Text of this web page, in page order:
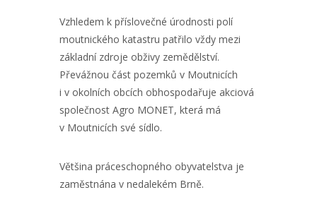
Vzhledem k příslovečné úrodnosti polí
moutnického katastru patřilo vždy mezi
základní zdroje obživy zemědělství.
Převážnou část pozemků v Moutnicích
i v okolních obcích obhospodařuje akciová
společnost Agro MONET, která má
v Moutnicích své sídlo.
Většina práceschopného obyvatelstva je
zaměstnána v nedalekém Brně.